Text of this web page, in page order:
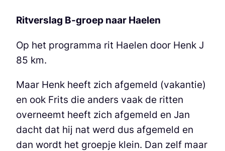
Ritverslag B-groep naar Haelen
Op het programma rit Haelen door Henk J
85 km.
Maar Henk heeft zich afgemeld (vakantie)
en ook Frits die anders vaak de ritten
overneemt heeft zich afgemeld en Jan
dacht dat hij nat werd dus afgemeld en
dan wordt het groepje klein. Dan zelf maar